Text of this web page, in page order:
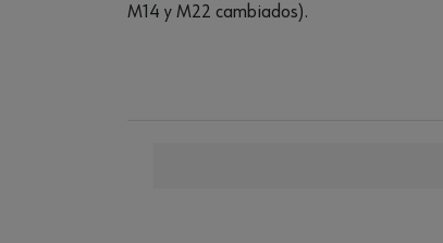
M14 y M22 cambiados).